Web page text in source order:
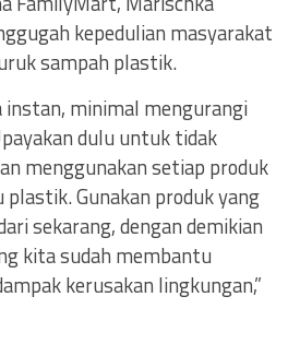
kepedulian masyarakat
sampah plastik.
instan, minimal mengurangi
dulu untuk tidak
menggunakan setiap produk
Gunakan produk yang
sekarang, dengan demikian
kita sudah membantu
kerusakan lingkungan,”